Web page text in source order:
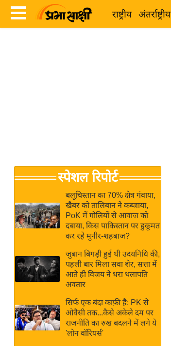
राष्ट्रीय अंतर्राष्ट्रीय
Breaking
News in
Hindi
Hindi
Videos
जगत
राय
बजट
IPL
2026
ई-पेपर
मिसाल बेमिसाल
शख्सियत
स्पेशल रिपोर्ट
बलूचिस्तान का 70% क्षेत्र गंवाया,
खैबर को तालिबान ने कब्जाया,
PoK में गोलियों से आवाज को
दबाया, किस पाकिस्तान पर हुकूमत
कर रहे मुनीर-शहबाज?
जुबान बिगड़ी हुई थी उदयनिधि की,
पहली बार मिला सवा शेर, सत्ता में
आते ही विजय ने धरा थलापति
अवतार
सिर्फ एक बंदा काफ़ी है: PK से
ओवैसी तक...कैसे अकेले दम पर
राजनीति का रुख बदलने में लगे ये
'लोन वॉरियर्स'